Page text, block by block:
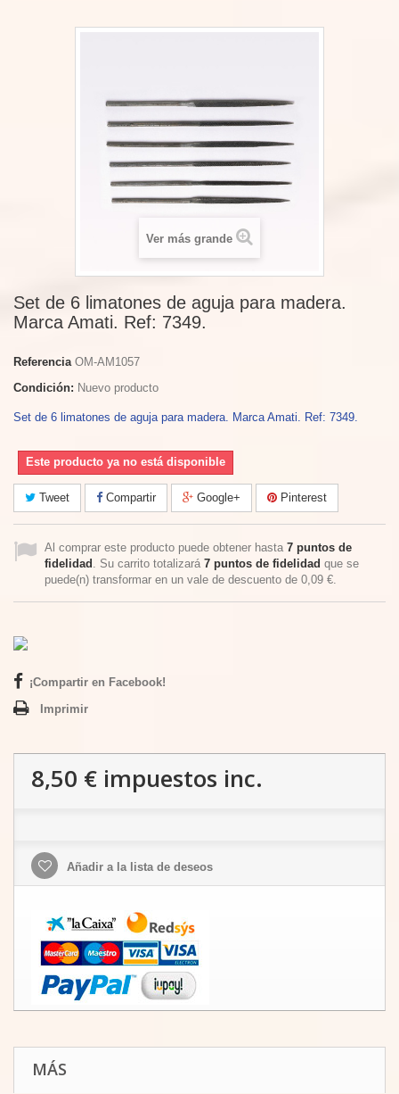
Ver más grande
Set de 6 limatones de aguja para madera.
Marca Amati. Ref: 7349.
Referencia OM-AM1057
Condición: Nuevo producto
Set de 6 limatones de aguja para madera. Marca Amati. Ref: 7349.
Este producto ya no está disponible
Tweet Compartir Google+ Pinterest
Al comprar este producto puede obtener hasta 7 puntos de
fidelidad . Su carrito totalizará 7 puntos de fidelidad que se
puede(n) transformar en un vale de descuento de 0,09 €.
¡Compartir en Facebook!
Imprimir
8,50 € impuestos inc.
Añadir a la lista de deseos
MÁS